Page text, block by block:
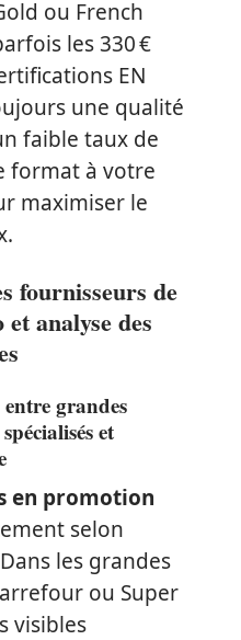
ou French
les 330 €
EN
une qualité
faible taux de
format à votre
maximiser le
fournisseurs de
analyse des
grandes
et
en promotion
selon
les grandes
ou Super
visibles